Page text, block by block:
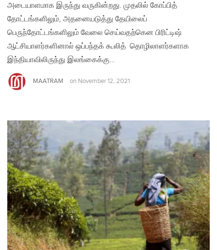
அடையாளமாக இருந்து வருகின்றது. முதலில் கோப்பித்
தோட்டங்களிலும், அதனையடுத்து தேயிலைப்
பெருந்தோட்டங்களிலும் வேலை செய்வதற்கென பிரிட்டிஷ்
ஆட்சியாளர்களினால் ஒப்பந்தக் கூலித் தொழிலாளர்களாக
இந்தியாவிலிருந்து இலங்கைக்கு…
MAATRAM on November 12, 2021